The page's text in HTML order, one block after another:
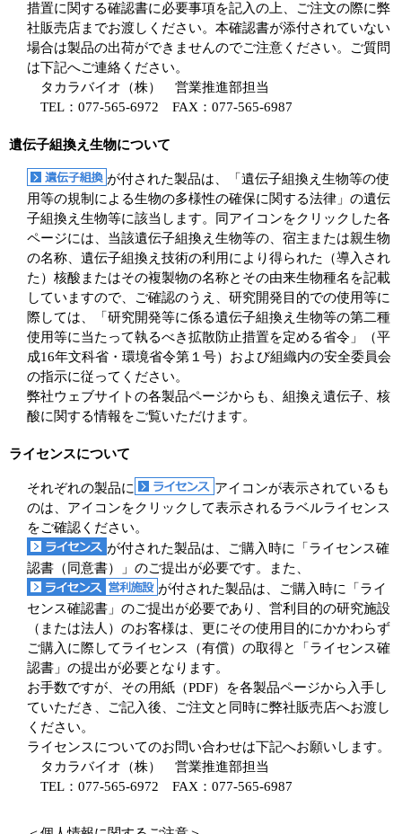
措置に関する確認書に必要事項を記入の上、ご注文の際に弊
社販売店までお渡しください。本確認書が添付されていない
場合は製品の出荷ができませんのでご注意ください。ご質問
は下記へご連絡ください。
タカラバイオ（株） 営業推進部担当
TEL：077-565-6972 FAX：077-565-6987
遺伝子組換え生物について
が付された製品は、「遺伝子組換え生物等の使
用等の規制による生物の多様性の確保に関する法律」の遺伝
子組換え生物等に該当します。同アイコンをクリックした各
ページには、当該遺伝子組換え生物等の、宿主または親生物
の名称、遺伝子組換え技術の利用により得られた（導入され
た）核酸またはその複製物の名称とその由来生物種名を記載
していますので、ご確認のうえ、研究開発目的での使用等に
際しては、「研究開発等に係る遺伝子組換え生物等の第二種
使用等に当たって執るべき拡散防止措置を定める省令」（平
成16年文科省・環境省令第１号）および組織内の安全委員会
の指示に従ってください。
弊社ウェブサイトの各製品ページからも、組換え遺伝子、核
酸に関する情報をご覧いただけます。
ライセンスについて
それぞれの製品に
アイコンが表示されているも
のは、アイコンをクリックして表示されるラベルライセンス
をご確認ください。
が付された製品は、ご購入時に「ライセンス確
認書（同意書）」のご提出が必要です。また、
が付された製品は、ご購入時に「ライ
センス確認書」のご提出が必要であり、営利目的の研究施設
（または法人）のお客様は、更にその使用目的にかかわらず
ご購入に際してライセンス（有償）の取得と「ライセンス確
認書」の提出が必要となります。
お手数ですが、その用紙（PDF）を各製品ページから入手し
ていただき、ご記入後、ご注文と同時に弊社販売店へお渡し
ください。
ライセンスについてのお問い合わせは下記へお願いします。
タカラバイオ（株） 営業推進部担当
TEL：077-565-6972 FAX：077-565-6987